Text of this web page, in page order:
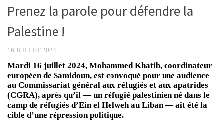
Prenez la parole pour défendre la
Palestine !
16 JUILLET 2024
Mardi 16 juillet 2024, Mohammed Khatib, coordinateur
européen de Samidoun, est convoqué pour une audience
au Commissariat général aux réfugiés et aux apatrides
(CGRA), après qu’il — un réfugié palestinien né dans le
camp de réfugiés d’Ein el Helweh au Liban — ait été la
cible d’une répression politique.